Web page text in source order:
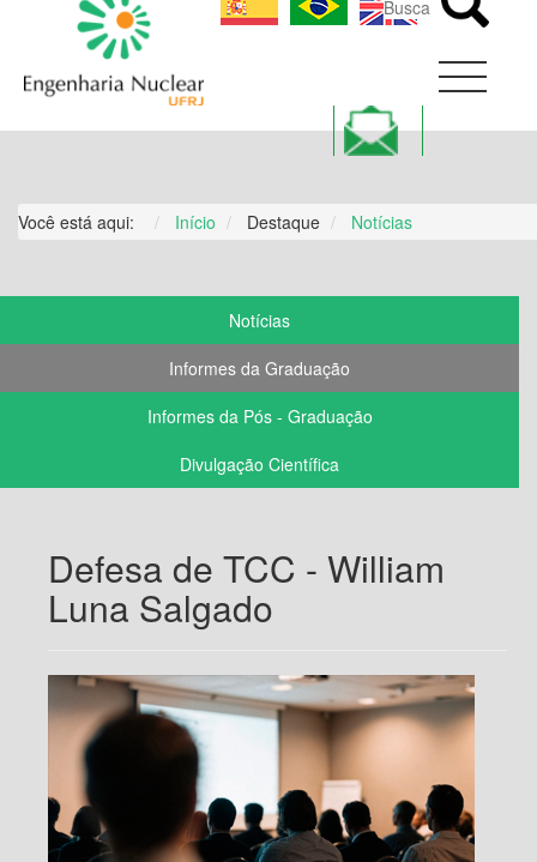
CONTEÚDO
Você está aqui: Início Destaque Notícias
Notícias
Informes da Graduação
Informes da Pós - Graduação
Divulgação Científica
Defesa de TCC - William
Luna Salgado